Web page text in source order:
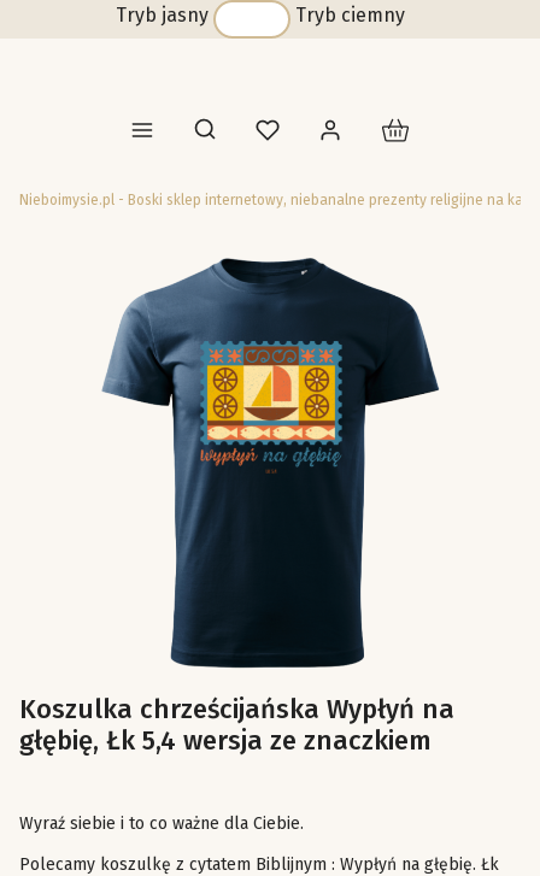
Tryb jasny Tryb ciemny
Otwórz wyszukiwarkę Produkty w
Nieboimysie.pl - Boski sklep internetowy, niebanalne prezenty religijne na
Koszulka chrześcijańska Wypłyń na
głębię, Łk 5,4 wersja ze znaczkiem
Wyraź siebie i to co ważne dla Ciebie.
Polecamy koszulkę z cytatem Biblijnym : Wypłyń na głębię. Łk